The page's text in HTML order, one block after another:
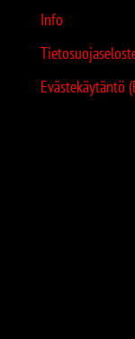
Info
Evästekäytäntö